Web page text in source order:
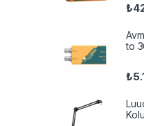
₺
to
₺
Kolu